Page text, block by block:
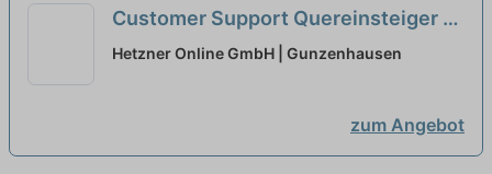
Customer Support Quereinsteiger -
Domains & Verträge (m/w/d) neu
Hetzner Online GmbH | Gunzenhausen
zum Angebot